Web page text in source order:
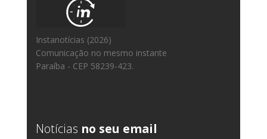
Instanotícias (2026)
Comunicação no mesmo instante
Paraíba - CEP 58239-423.
Notícias no seu email